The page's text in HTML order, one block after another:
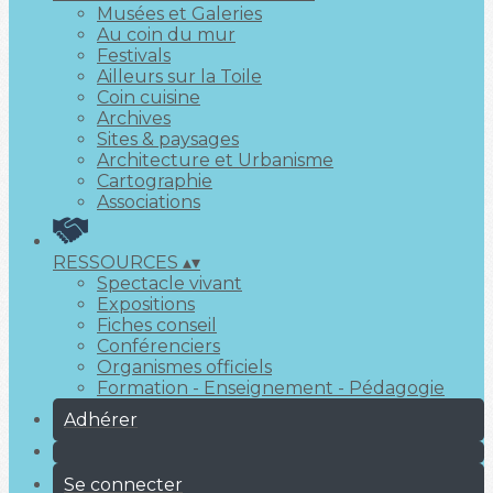
Musées et Galeries
Au coin du mur
Festivals
Ailleurs sur la Toile
Coin cuisine
Archives
Sites & paysages
Architecture et Urbanisme
Cartographie
Associations
RESSOURCES ▴▾
Spectacle vivant
Expositions
Fiches conseil
Conférenciers
Organismes officiels
Formation - Enseignement - Pédagogie
Adhérer
Se connecter